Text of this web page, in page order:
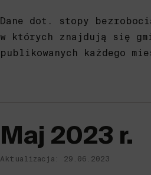
Dane dot. stopy
w których znajdują się
publikowanych każdego
Maj 2023 r.
Aktualizacja: 29.06.2023